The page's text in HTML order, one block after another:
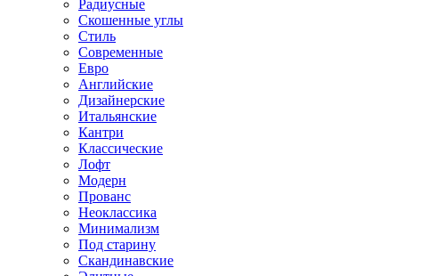
Радиусные
Скошенные углы
Стиль
Современные
Евро
Английские
Дизайнерские
Итальянские
Кантри
Классические
Лофт
Модерн
Прованс
Неоклассика
Минимализм
Под старину
Скандинавские